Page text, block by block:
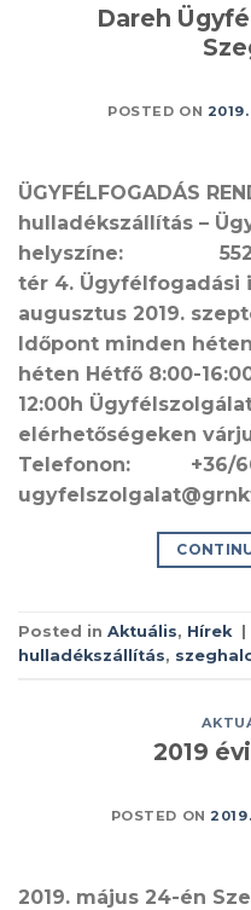
Dareh
POSTED ON
ÜGYFÉLFOGADÁS
hulladékszállítás –
helyszíne: 5520
tér 4. Ügyfélfogadási
augusztus 2019.
Időpont minden héten
héten Hétfő 8:00-
12:00h
elérhetőségeken
Telefonon: +36/
Posted in Aktuális, Hírek
hulladékszállítás,
2019
POSTED ON
2019. május 24-én